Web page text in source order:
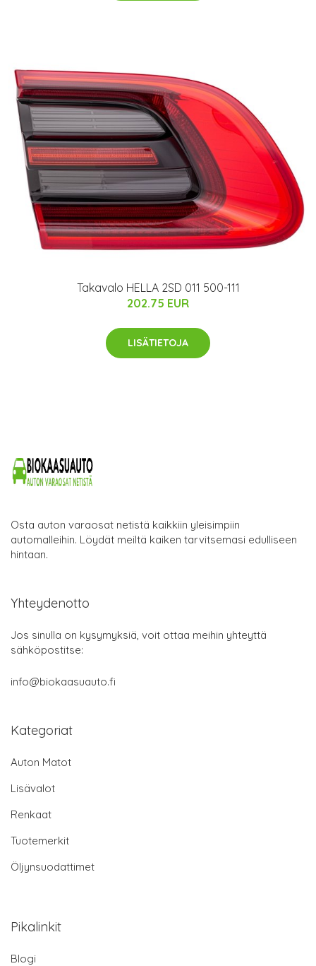
Takavalo HELLA 2SD 011 500-111
202.75 EUR
LISÄTIETOJA
Osta auton varaosat netistä kaikkiin yleisimpiin
automalleihin. Löydät meiltä kaiken tarvitsemasi edulliseen
hintaan.
Yhteydenotto
Jos sinulla on kysymyksiä, voit ottaa meihin yhteyttä
sähköpostitse:
info@biokaasuauto.fi
Kategoriat
Auton Matot
Lisävalot
Renkaat
Tuotemerkit
Öljynsuodattimet
Pikalinkit
Blogi